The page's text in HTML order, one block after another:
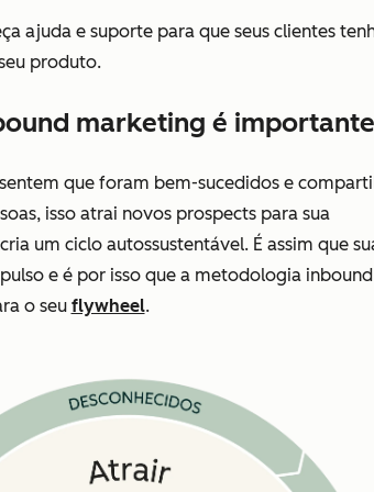
ajuda e suporte para que seus clientes
produto.
marketing é
que foram bem-sucedidos e
isso atrai novos prospects para sua
um ciclo autossustentável. É assim que
e é por isso que a metodologia inbound
o seu flywheel.